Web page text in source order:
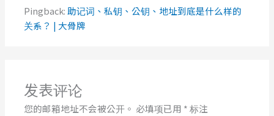
Pingback:助记词、私钥、公钥、地址到底是什么样的
关系？ | 大骨牌
发表评论
您的邮箱地址不会被公开。 必填项已用 *标注